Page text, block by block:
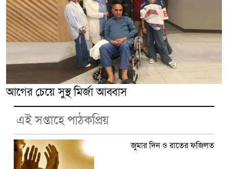
আগের চেয়ে সুস্থ মির্জা আব্বাস
এই সপ্তাহে পাঠকপ্রিয়
জুমার দিন ও রাতের ফজিলত